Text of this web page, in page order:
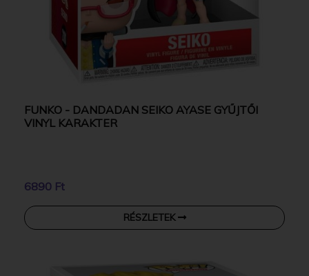
FUNKO - DANDADAN SEIKO AYASE GYŰJTŐI
VINYL KARAKTER
6890 Ft
RÉSZLETEK